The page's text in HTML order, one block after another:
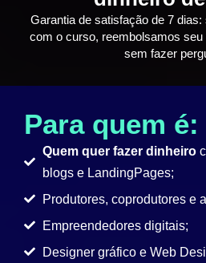
Garantia de satisfação de 7
com o curso, reembolsamos seu
sem fazer
Para quem é:
Quem quer fazer dinheiro
blogs e LandingPages;
Produtores, coprodutores e
Empreendedores digitais;
Designer gráfico e Web